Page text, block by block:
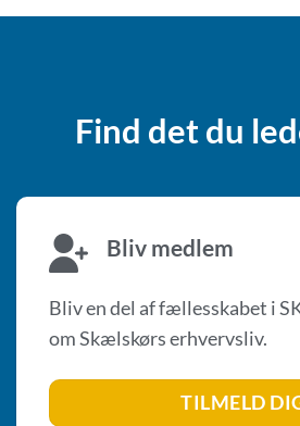
Find det du
Bliv medlem
Bliv en del af fællesskabet i
om Skælskørs erhvervsliv.
TILMELD